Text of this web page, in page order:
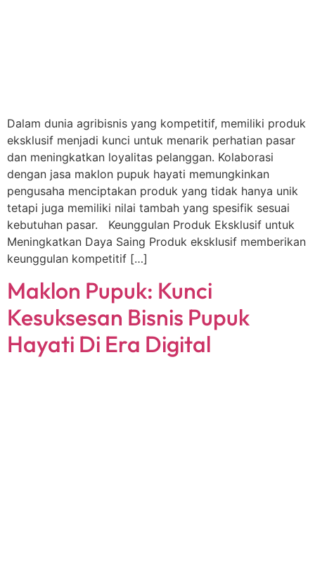
Dalam dunia agribisnis yang kompetitif, memiliki produk
eksklusif menjadi kunci untuk menarik perhatian pasar
dan meningkatkan loyalitas pelanggan. Kolaborasi
dengan jasa maklon pupuk hayati memungkinkan
pengusaha menciptakan produk yang tidak hanya unik
tetapi juga memiliki nilai tambah yang spesifik sesuai
kebutuhan pasar. Keunggulan Produk Eksklusif untuk
Meningkatkan Daya Saing Produk eksklusif memberikan
keunggulan kompetitif […]
Maklon Pupuk: Kunci
Kesuksesan Bisnis Pupuk
Hayati Di Era Digital